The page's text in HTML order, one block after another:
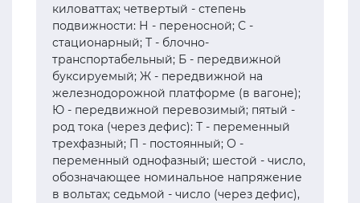
киловаттах; четвертый - степень
подвижности: Н - переносной; С -
стационарный; Т - блочно-
транспортабельный; Б - передвижной
буксируемый; Ж - передвижной на
железнодорожной платформе (в вагоне);
Ю - передвижной перевозимый; пятый -
род тока (через дефис): Т - переменный
трехфазный; П - постоянный; О -
переменный однофазный; шестой - число,
обозначающее номинальное напряжение
в вольтах; седьмой - число (через дефис),